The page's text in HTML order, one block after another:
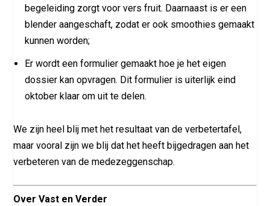
begeleiding zorgt voor vers fruit. Daarnaast is er een
blender aangeschaft, zodat er ook smoothies gemaakt
kunnen worden;
Er wordt een formulier gemaakt hoe je het eigen
dossier kan opvragen. Dit formulier is uiterlijk eind
oktober klaar om uit te delen.
We zijn heel blij met het resultaat van de verbetertafel,
maar vooral zijn we blij dat het heeft bijgedragen aan het
verbeteren van de medezeggenschap.
Over Vast en Verder